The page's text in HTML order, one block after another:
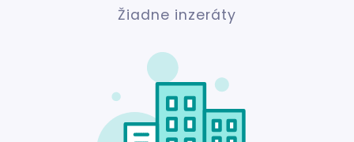
Žiadne inzeráty